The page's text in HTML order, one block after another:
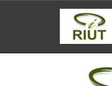
navigation